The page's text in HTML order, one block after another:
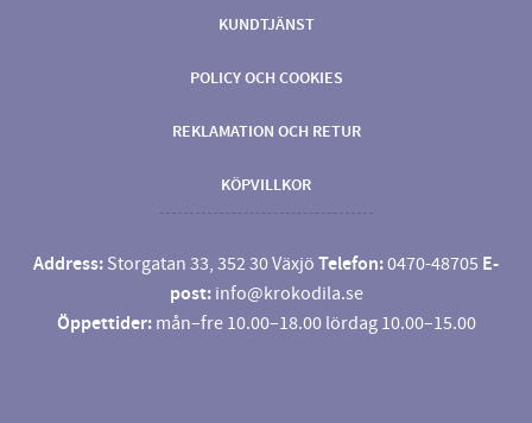
KUNDTJÄNST
POLICY OCH COOKIES
REKLAMATION OCH RETUR
KÖPVILLKOR
Address: Storgatan 33, 352 30 Växjö Telefon:0470-48705 E-
post: info@krokodila.se
Öppettider:mån–fre 10.00–18.00 lördag 10.00–15.00